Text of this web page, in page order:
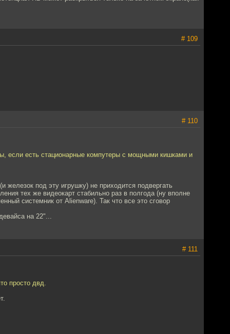
# 109
# 110
если есть стационарные компутеры с мощными кишками и
железок под эту игрушку) не приходится подвергать
тех же видеокарт стабильно раз в полгода (ну вполне
системник от Alienware). Так что все это сговор
на 22"...
# 111
просто двд.